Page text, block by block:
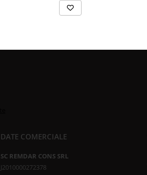
DATE COMERCIALE
SC REMDAR CONS SRL
J2010000272378